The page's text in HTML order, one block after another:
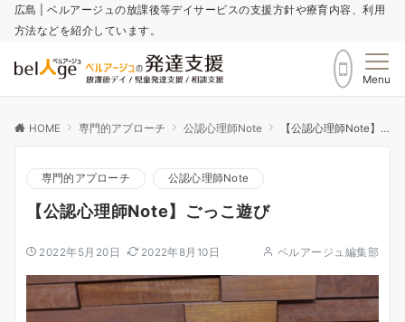
広島 | ベルアージュの放課後等デイサービスの支援方針や療育内容、利用
方法などを紹介しています。
Menu
HOME 専門的アプローチ 公認心理師Note 【公認心理師Note】ごっこ遊び
専門的アプローチ 公認心理師Note
【公認心理師Note】ごっこ遊び
2022年5月20日 2022年8月10日 ベルアージュ編集部